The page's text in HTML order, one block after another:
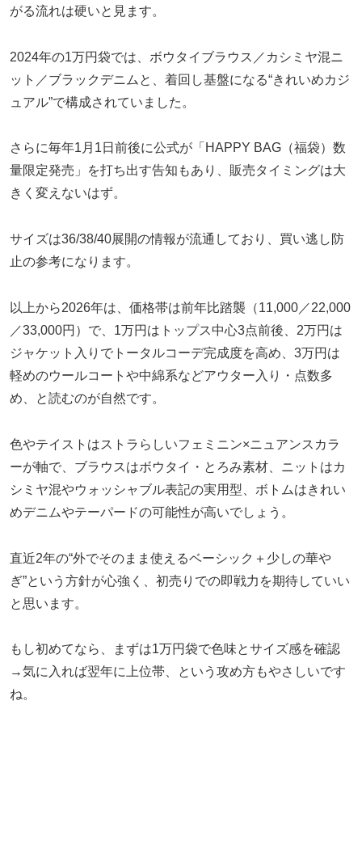
がる流れは硬いと見ます。
2024年の1万円袋では、ボウタイブラウス／カシミヤ混ニ
ット／ブラックデニムと、着回し基盤になる“きれいめカジ
ュアル”で構成されていました。
さらに毎年1月1日前後に公式が「HAPPY BAG（福袋）数
量限定発売」を打ち出す告知もあり、販売タイミングは大
きく変えないはず。
サイズは36/38/40展開の情報が流通しており、買い逃し防
止の参考になります。
以上から2026年は、価格帯は前年比踏襲（11,000／22,000
／33,000円）で、1万円はトップス中心3点前後、2万円は
ジャケット入りでトータルコーデ完成度を高め、3万円は
軽めのウールコートや中綿系などアウター入り・点数多
め、と読むのが自然です。
色やテイストはストラらしいフェミニン×ニュアンスカラ
ーが軸で、ブラウスはボウタイ・とろみ素材、ニットはカ
シミヤ混やウォッシャブル表記の実用型、ボトムはきれい
めデニムやテーパードの可能性が高いでしょう。
直近2年の“外でそのまま使えるベーシック＋少しの華や
ぎ”という方針が心強く、初売りでの即戦力を期待していい
と思います。
もし初めてなら、まずは1万円袋で色味とサイズ感を確認
→気に入れば翌年に上位帯、という攻め方もやさしいです
ね。